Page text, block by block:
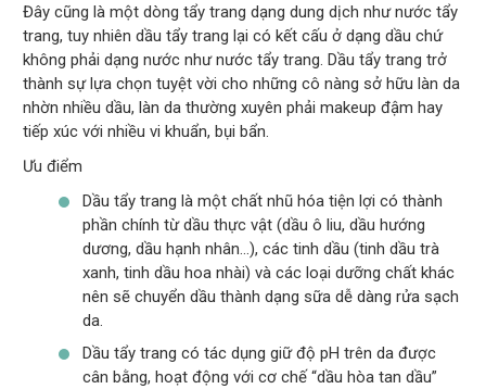
Đây cũng là một dòng tẩy trang dạng dung dịch như nước tẩy
trang, tuy nhiên dầu tẩy trang lại có kết cấu ở dạng dầu chứ
không phải dạng nước như nước tẩy trang. Dầu tẩy trang trở
thành sự lựa chọn tuyệt vời cho những cô nàng sở hữu làn da
nhờn nhiều dầu, làn da thường xuyên phải makeup đậm hay
tiếp xúc với nhiều vi khuẩn, bụi bẩn.
Ưu điểm
Dầu tẩy trang là một chất nhũ hóa tiện lợi có thành
phần chính từ dầu thực vật (dầu ô liu, dầu hướng
dương, dầu hạnh nhân…), các tinh dầu (tinh dầu trà
xanh, tinh dầu hoa nhài) và các loại dưỡng chất khác
nên sẽ chuyển dầu thành dạng sữa dễ dàng rửa sạch
da.
Dầu tẩy trang có tác dụng giữ độ pH trên da được
cân bằng, hoạt động với cơ chế “dầu hòa tan dầu”